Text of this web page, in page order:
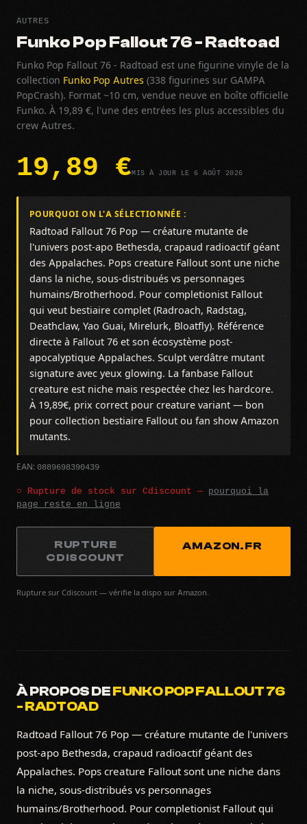
AUTRES
Funko Pop Fallout 76 - Radtoad
Funko Pop Fallout 76 - Radtoad est une figurine vinyle de la
collection Funko Pop Autres (338 figurines sur GAMPA
PopCrash). Format ~10 cm, vendue neuve en boîte officielle
Funko. À 19,89 €, l'une des entrées les plus accessibles du
crew Autres.
19,89 €MIS À JOUR LE 6 AOÛT 2026
POURQUOI ON L'A SÉLECTIONNÉE :
Radtoad Fallout 76 Pop — créature mutante de
l'univers post-apo Bethesda, crapaud radioactif géant
des Appalaches. Pops creature Fallout sont une niche
dans la niche, sous-distribués vs personnages
humains/Brotherhood. Pour completionist Fallout
qui veut bestiaire complet (Radroach, Radstag,
Deathclaw, Yao Guai, Mirelurk, Bloatfly). Référence
directe à Fallout 76 et son écosystème post-
apocalyptique Appalaches. Sculpt verdâtre mutant
signature avec yeux glowing. La fanbase Fallout
creature est niche mais respectée chez les hardcore.
À 19,89€, prix correct pour creature variant — bon
pour collection bestiaire Fallout ou fan show Amazon
mutants.
EAN: 0889698390439
○ Rupture de stock sur Cdiscount — pourquoi la
page reste en ligne
RUPTURE
CDISCOUNT
AMAZON.FR
Rupture sur Cdiscount — vérifie la dispo sur Amazon.
À PROPOS DEFUNKO POP FALLOUT 76
- RADTOAD
Radtoad Fallout 76 Pop — créature mutante de l'univers
post-apo Bethesda, crapaud radioactif géant des
Appalaches. Pops creature Fallout sont une niche dans
la niche, sous-distribués vs personnages
humains/Brotherhood. Pour completionist Fallout qui